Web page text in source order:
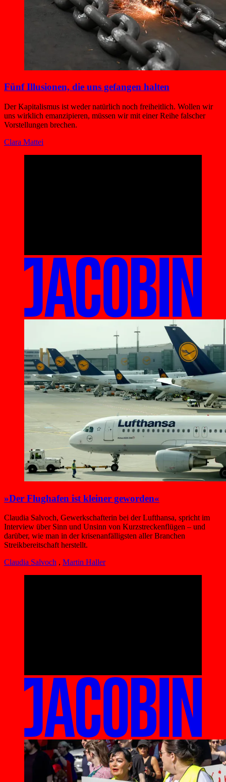
Fünf Illusionen, die uns gefangen halten
Der Kapitalismus ist weder natürlich noch freiheitlich. Wollen wir
uns wirklich emanzipieren, müssen wir mit einer Reihe falscher
Vorstellungen brechen.
Clara Mattei
»Der Flughafen ist kleiner geworden«
Claudia Salvoch, Gewerkschafterin bei der Lufthansa, spricht im
Interview über Sinn und Unsinn von Kurzstreckenflügen – und
darüber, wie man in der krisenanfälligsten aller Branchen
Streikbereitschaft herstellt.
Claudia Salvoch , Martin Haller